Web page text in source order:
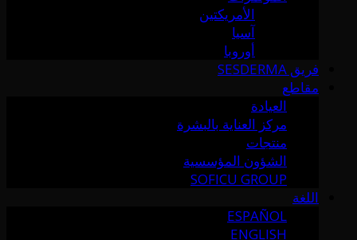
الأمريكتين
آسيا
أوروبا
فريق SESDERMA
مقاطع
العيادة
مركز العناية بالبشرة
منتجات
الشؤون المؤسسية
SOFICU GROUP
اللغة
ESPAÑOL
ENGLISH